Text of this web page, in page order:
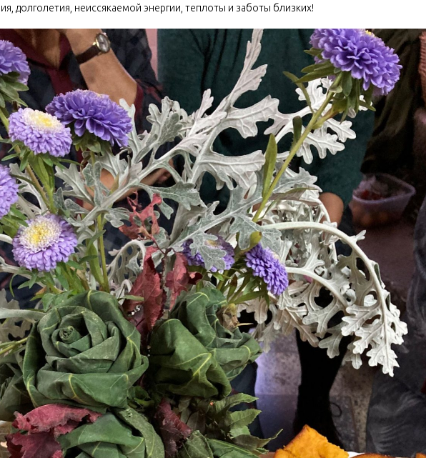
долголетия, неиссякаемой энергии, теплоты и заботы близких!